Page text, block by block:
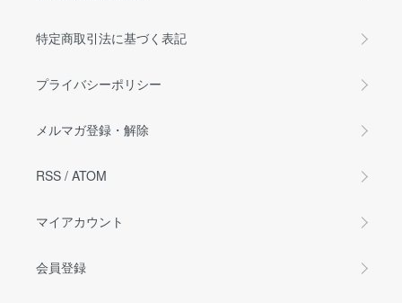
特定商取引法に基づく表記
プライバシーポリシー
メルマガ登録・解除
RSS / ATOM
マイアカウント
会員登録